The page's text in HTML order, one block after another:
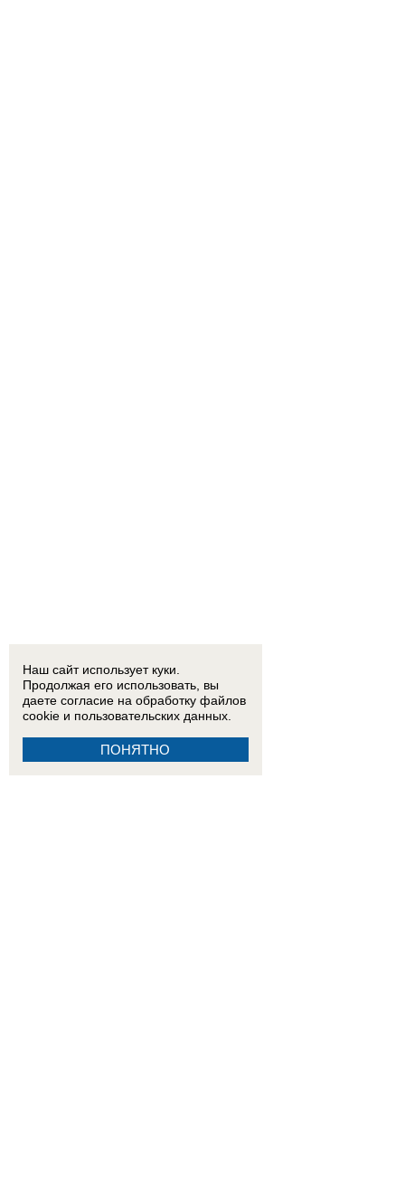
Наш сайт использует куки.
Продолжая его использовать, вы
даете согласие на обработку файлов
cookie и пользовательских данных.
ПОНЯТНО